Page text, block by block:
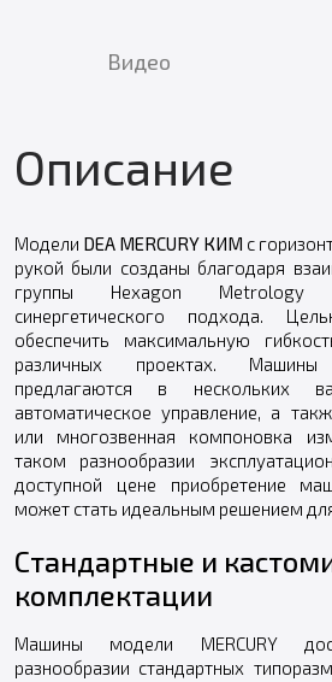
Видео
Описание
Модели DEA MERCURY КИМ с
рукой были созданы благодаря
группы Hexagon Metrology
синергетического подхода.
обеспечить максимальную
различных проектах. Машины
предлагаются в нескольких
автоматическое управление, а
или многозвенная компоновка
таком разнообразии
доступной цене приобретение
может стать идеальным решением
Стандартные и
комплектации
Машины модели MERCURY
разнообразии стандартных